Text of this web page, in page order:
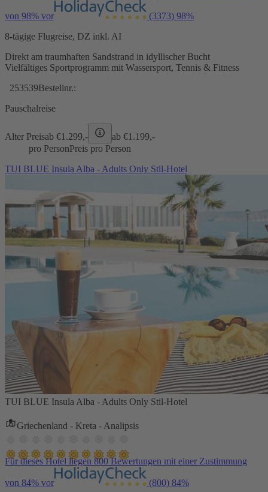
von 98% vor (3373) 98%
8-tägige Flugreise, DZ inkl. AI
Direkt am traumhaften Sandstrand in idyllischer Bucht
Vielfältiges Sportprogramm mit Wassersport, Tennis & Fitness
253539Bestellnr.:
Pauschalreise
Alter Preisab €1.299,- ab €1.199,-
pro PersonPreis pro Person
TUI BLUE Insula Alba - Adults Only Stil-Hotel
TUI BLUE Insula Alba - Adults Only Stil-Hotel
Griechenland - Kreta - Analipsis
Für dieses Hotel liegen 800 Bewertungen mit einer Zustimmung
von 84% vor (800) 84%